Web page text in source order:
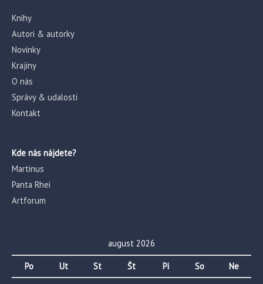
Knihy
Autori & autorky
Novinky
Krajiny
O nás
Správy & udalosti
Kontakt
Kde nás nájdete?
Martinus
Panta Rhei
Artforum
august 2026
Po Ut St Št Pi So
Ne